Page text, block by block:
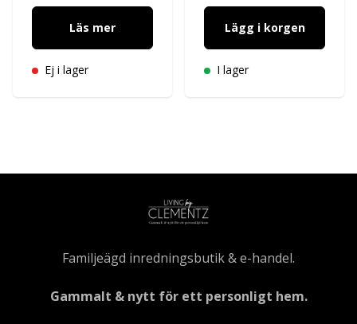
Läs mer
Ej i lager
Lägg i korgen
I lager
Familjeägd inredningsbutik & e-handel.
Gammalt & nytt för ett personligt hem.